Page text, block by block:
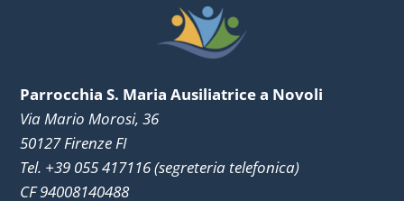
Parrocchia S. Maria Ausiliatrice a Novoli
Via Mario Morosi, 36
50127 Firenze FI
Tel. +39 055 417116 (segreteria telefonica)
CF 94008140488